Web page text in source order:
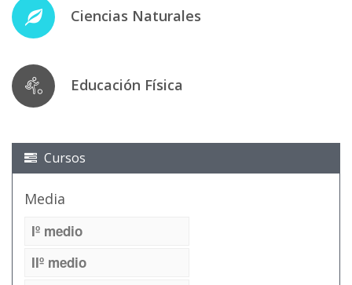
Ciencias Naturales
Educación Física
Cursos
Media
Iº medio
IIº medio